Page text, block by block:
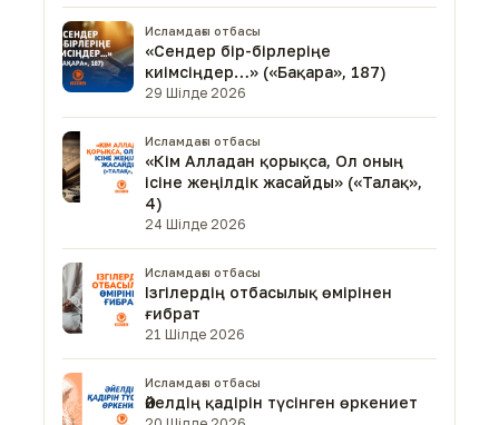
Исламдағы отбасы
«Сендер бір-бірлеріңе
киімсіңдер…» («Бақара», 187)
29 Шілде 2026
Исламдағы отбасы
«Кім Алладан қорықса, Ол оның
ісіне жеңілдік жасайды» («Талақ»,
4)
24 Шілде 2026
Исламдағы отбасы
Ізгілердің отбасылық өмірінен
ғибрат
21 Шілде 2026
Исламдағы отбасы
Әйелдің қадірін түсінген өркениет